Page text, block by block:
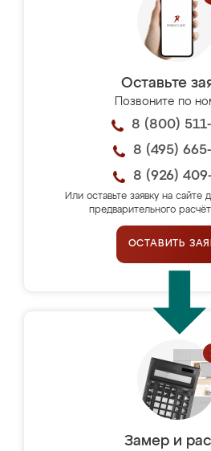
Оставьте
Позвоните по
8 (800)
8 (495)
8 (926)
Или оставьте заявку на сайте
предварительного
ОСТАВИТЬ
Замер и